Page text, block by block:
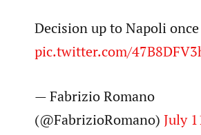
Decision up to Napoli
pic.twitter.com/
— Fabrizio Romano
(@FabrizioRomano)July